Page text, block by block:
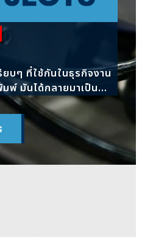
ยบๆ ที่ใช้กันในธุรกิจงาน
พ์ มันได้กลายมาเป็น
าน
เนื้อ